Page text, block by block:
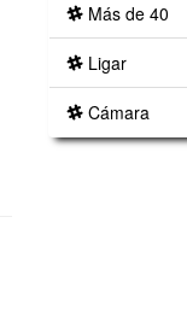
Más de 40
Ligar
Cámara